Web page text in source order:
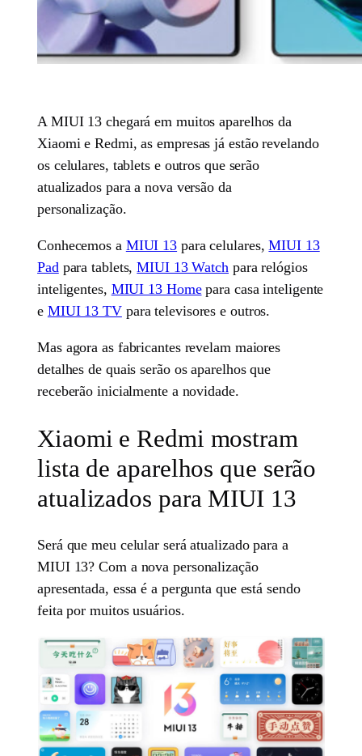
A MIUI 13 chegará em muitos aparelhos da
Xiaomi e Redmi, as empresas já estão revelando
os celulares, tablets e outros que serão
atualizados para a nova versão da
personalização.
Conhecemos a MIUI 13 para celulares,MIUI 13
Pad para tablets,MIUI 13 Watch para relógios
inteligentes, MIUI 13 Homepara casa inteligente
e MIUI 13 TVpara televisores e outros.
Mas agora as fabricantes revelam maiores
detalhes de quais serão os aparelhos que
receberão inicialmente a novidade.
Xiaomi e Redmi mostram
lista de aparelhos que serão
atualizados para MIUI 13
Será que meu celular será atualizado para a
MIUI 13? Com a nova personalização
apresentada, essa é a pergunta que está sendo
feita por muitos usuários.